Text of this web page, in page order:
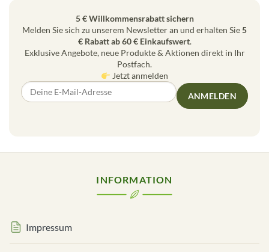
5 € Willkommensrabatt sichern
Melden Sie sich zu unserem Newsletter an und erhalten Sie5
€ Rabatt ab 60 € Einkaufswert.
Exklusive Angebote, neue Produkte & Aktionen direkt in Ihr
Postfach.
Jetzt anmelden
ANMELDEN
INFORMATION
Impressum